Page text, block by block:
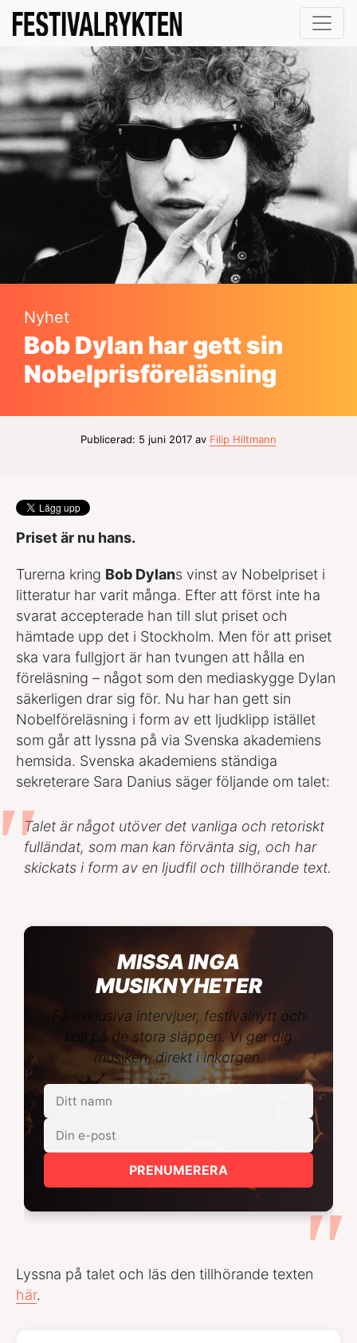
Nyhet
Bob Dylan har gett sin
Nobelprisföreläsning
Publicerad: 5 juni 2017 av Filip Hiltmann
Priset är nu hans.
Turerna kring Bob Dylans vinst av Nobelpriset i
litteratur har varit många. Efter att först inte ha
svarat accepterade han till slut priset och
hämtade upp det i Stockholm. Men för att priset
ska vara fullgjort är han tvungen att hålla en
föreläsning – något som den mediaskygge Dylan
säkerligen drar sig för. Nu har han gett sin
Nobelföreläsning i form av ett ljudklipp istället
som går att lyssna på via Svenska akademiens
hemsida. Svenska akademiens ständiga
sekreterare Sara Danius säger följande om talet:
Talet är något utöver det vanliga och retoriskt
fulländat, som man kan förvänta sig, och har
skickats i form av en ljudfil och tillhörande text.
MISSA INGA
MUSIKNYHETER
Få exklusiva intervjuer, festivalnytt och
koll på de stora släppen. Vi ger dig
musiken, direkt i inkorgen.
PRENUMERERA
Lyssna på talet och läs den tillhörande texten
här.